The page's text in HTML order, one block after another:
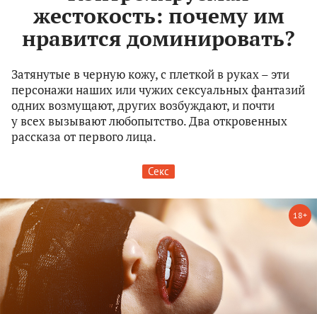
жестокость: почему им
нравится доминировать?
Затянутые в черную кожу, с плеткой в руках – эти
персонажи наших или чужих сексуальных фантазий
одних возмущают, других возбуждают, и почти
у всех вызывают любопытство. Два откровенных
рассказа от первого лица.
Секс
18+